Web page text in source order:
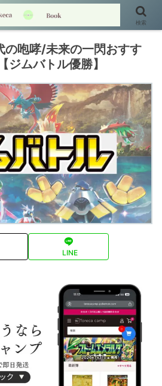
の咆哮/未来の一閃おすす
ジムバトル優勝】
LINE
検索